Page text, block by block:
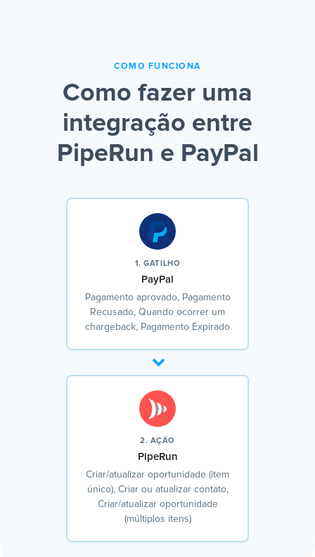
COMO FUNCIONA
Como fazer uma
integração entre
PipeRun e PayPal
1. GATILHO
PayPal
Pagamento aprovado, Pagamento
Recusado, Quando ocorrer um
chargeback, Pagamento Expirado
2. AÇÃO
PipeRun
Criar/atualizar oportunidade (item
único), Criar ou atualizar contato,
Criar/atualizar oportunidade
(múltiplos itens)